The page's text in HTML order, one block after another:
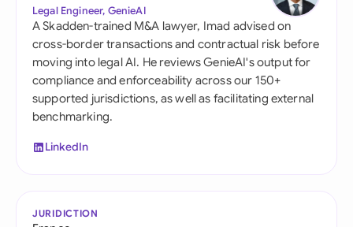
Legal Engineer, GenieAI
A Skadden-trained M&A lawyer, Imad advised on
cross-border transactions and contractual risk before
moving into legal AI. He reviews GenieAI's output for
compliance and enforceability across our 150+
supported jurisdictions, as well as facilitating external
benchmarking.
LinkedIn
JURIDICTION